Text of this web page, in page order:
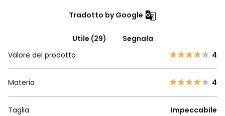
Tradotto by Google
Utile (29)
Segnala
Valore del prodotto
4
Materia 4
Taglia Impeccabile